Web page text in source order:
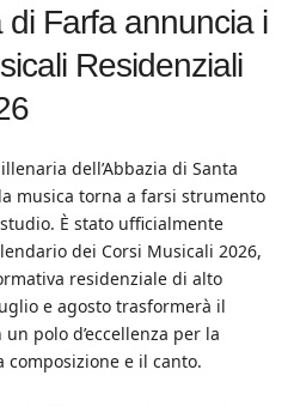
di Farfa annuncia i
Residenziali
dell’Abbazia di Santa
musica torna a farsi strumento
È stato ufficialmente
dei Corsi Musicali 2026,
residenziale di alto
e agosto trasformerà il
polo d’eccellenza per la
composizione e il canto.